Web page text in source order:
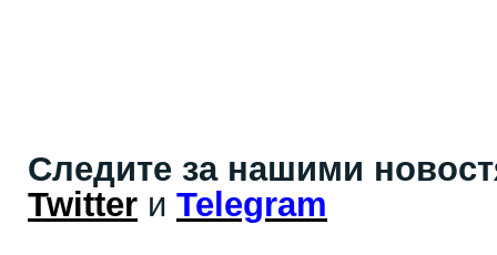
Следите за нашими
Twitter и Telegram